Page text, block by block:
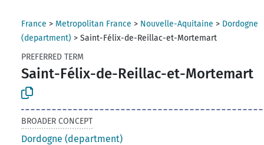
France > Metropolitan France > Nouvelle-Aquitaine > Dordogne
(department) >Saint-Félix-de-Reillac-et-Mortemart
PREFERRED TERM
Saint-Félix-de-Reillac-et-Mortemart
BROADER CONCEPT
Dordogne (department)